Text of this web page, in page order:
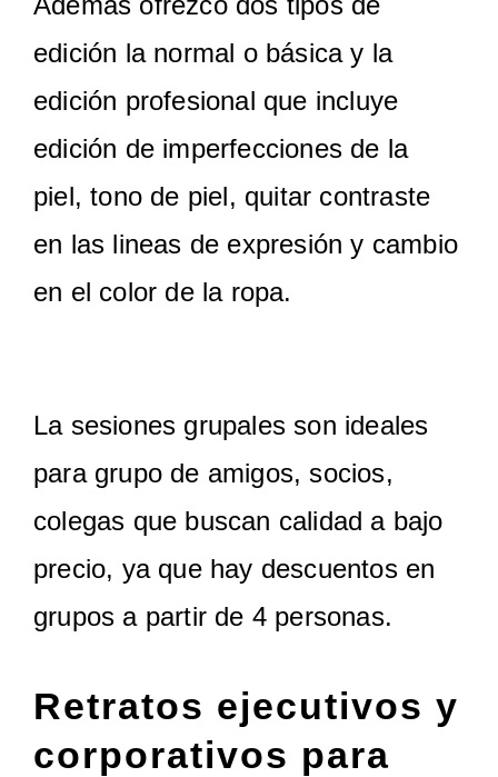
edición la normal o básica y la
edición profesional que incluye
edición de imperfecciones de la
piel, tono de piel, quitar contraste
en las lineas de expresión y cambio
en el color de la ropa.
La sesiones grupales son ideales
para grupo de amigos, socios,
colegas que buscan calidad a bajo
precio, ya que hay descuentos en
grupos a partir de 4 personas.
Retratos ejecutivos y
corporativos para